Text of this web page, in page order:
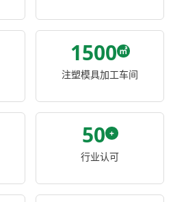
1500 ㎡
注塑模具加工车间
50 +
行业认可